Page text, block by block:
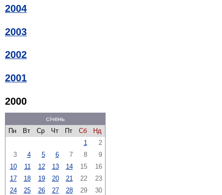
2004
2003
2002
2001
2000
січень
Пн
Вт Ср Чт Пт Сб
Нд
1
2
3
4 5 6 7 8
9
10
11 12 13 14 15
16
17
18 19 20 21 22
23
24
25 26 27 28 29
30